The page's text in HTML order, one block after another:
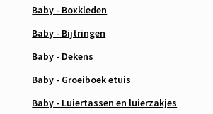
Baby - Boxkleden
Baby - Bijtringen
Baby - Dekens
Baby - Groeiboek etuis
Baby - Luiertassen en luierzakjes